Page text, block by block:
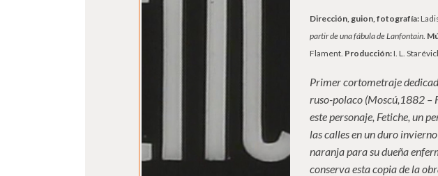
Dirección, guion, fotografía:
partir de una fábula de Lanfontain.
Flament. Producción:I. L.
Primer cortometraje
ruso-polaco (Moscú,1882 –
este personaje, Fetiche, un
las calles en un duro
naranja para su dueña
conserva esta copia de la